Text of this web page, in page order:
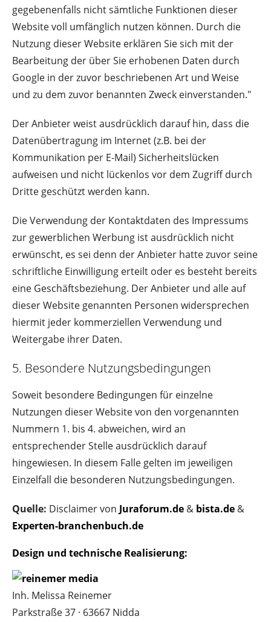
gegebenenfalls nicht sämtliche Funktionen dieser
Website voll umfänglich nutzen können. Durch die
Nutzung dieser Website erklären Sie sich mit der
Bearbeitung der über Sie erhobenen Daten durch
Google in der zuvor beschriebenen Art und Weise
und zu dem zuvor benannten Zweck einverstanden."
Der Anbieter weist ausdrücklich darauf hin, dass die
Datenübertragung im Internet (z.B. bei der
Kommunikation per E-Mail) Sicherheitslücken
aufweisen und nicht lückenlos vor dem Zugriff durch
Dritte geschützt werden kann.
Die Verwendung der Kontaktdaten des Impressums
zur gewerblichen Werbung ist ausdrücklich nicht
erwünscht, es sei denn der Anbieter hatte zuvor seine
schriftliche Einwilligung erteilt oder es besteht bereits
eine Geschäftsbeziehung. Der Anbieter und alle auf
dieser Website genannten Personen widersprechen
hiermit jeder kommerziellen Verwendung und
Weitergabe ihrer Daten.
5. Besondere Nutzungsbedingungen
Soweit besondere Bedingungen für einzelne
Nutzungen dieser Website von den vorgenannten
Nummern 1. bis 4. abweichen, wird an
entsprechender Stelle ausdrücklich darauf
hingewiesen. In diesem Falle gelten im jeweiligen
Einzelfall die besonderen Nutzungsbedingungen.
Quelle: Disclaimer von Juraforum.de & bista.de &
Experten-branchenbuch.de
Design und technische Realisierung:
Inh. Melissa Reinemer
Parkstraße 37 · 63667 Nidda